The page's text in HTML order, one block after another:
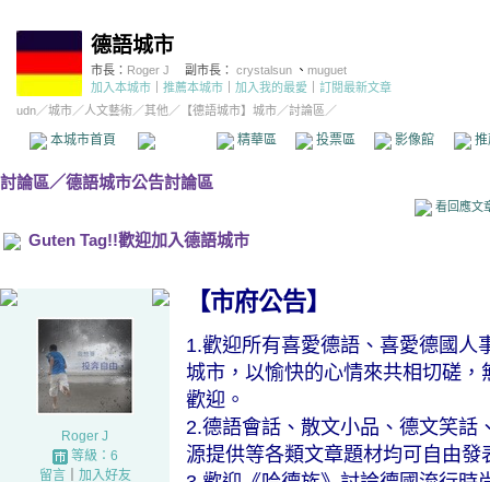
德語城市
市長： Roger J 副市長： crystalsun 、 muguet
加入本城市
推薦本城市 加入我的最愛
訂閱最新文章
udn／城市／人文藝術／其他 ／ 【德語城市】城市／討論區／
本城市首頁 精華區 投票區 影像館
討論區／德語城市公告討論區
看回應文
Guten Tag!!歡迎加入德語城市
Roger J
等級：6
留言｜ 加入好友
【市府公告】
1.歡迎所有喜愛德語、喜愛德國人
城市，以愉快的心情來共相切磋
歡迎。
2.德語會話、散文小品、德文笑話
源提供等各類文章題材均可自由